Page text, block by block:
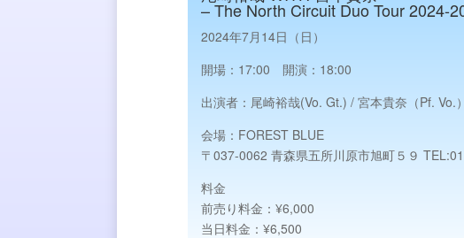
– The North Circuit Duo Tour 2024-
2024年7月14日（日）
開場：17:00 開演：18:00
出演者： 尾崎裕哉(Vo. Gt.) / 宮本貴奈（Pf. Vo.）
会場： FOREST BLUE
〒037-0062 青森県五所川原市旭町５９ TEL:
料金
前売り料金：¥6,000
当日料金：¥6,500